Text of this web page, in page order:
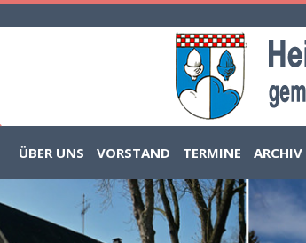
ÜBER UNS VORSTAND TERMINE ARCHIV